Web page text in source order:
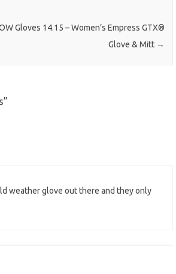
Gloves 14.15 – Women’s Empress GTX®
Glove & Mitt →
”
weather glove out there and they only